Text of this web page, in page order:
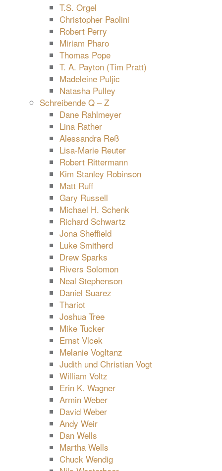
T.S. Orgel
Christopher Paolini
Robert Perry
Miriam Pharo
Thomas Pope
T. A. Payton (Tim Pratt)
Madeleine Puljic
Natasha Pulley
Schreibende Q – Z
Dane Rahlmeyer
Lina Rather
Alessandra Reß
Lisa-Marie Reuter
Robert Rittermann
Kim Stanley Robinson
Matt Ruff
Gary Russell
Michael H. Schenk
Richard Schwartz
Jona Sheffield
Luke Smitherd
Drew Sparks
Rivers Solomon
Neal Stephenson
Daniel Suarez
Thariot
Joshua Tree
Mike Tucker
Ernst Vlcek
Melanie Vogltanz
Judith und Christian Vogt
William Voltz
Erin K. Wagner
Armin Weber
David Weber
Andy Weir
Dan Wells
Martha Wells
Chuck Wendig